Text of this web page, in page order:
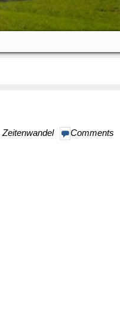
Zeitenwandel Comments